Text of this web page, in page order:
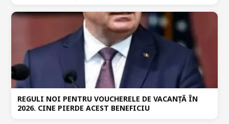
REGULI NOI PENTRU VOUCHERELE DE VACANȚĂ ÎN
2026. CINE PIERDE ACEST BENEFICIU